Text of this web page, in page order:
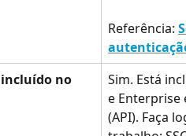
Referência:
incluído no
Sim. Está
e Enterprise
(API). Faça